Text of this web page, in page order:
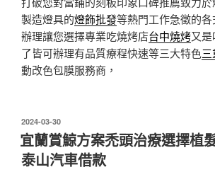
製造燈具的燈飾批發等熱門工作急徵的
辦理讓您選擇專業吃燒烤店台中燒烤又
了皆可辦理有品質療程快速等三大特色
動改色包膜服務商，
發
佈
於
2024-03-30
宜蘭賞鯨方案禿頭治療選擇植
泰山汽車借款